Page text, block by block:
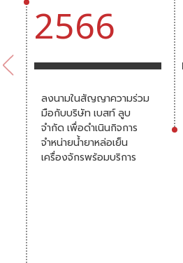
2566
ลงนามในสัญญาความร่วม
มือกับบริษัท เบสท์ ลูบ
จำกัด เพื่อดำเนินกิจการ
จำหน่ายน้ำยาหล่อเย็น
เครื่องจักรพร้อมบริการ